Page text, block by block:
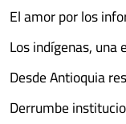
El amor por los
Los indígenas,
Desde Antioquia
Derrumbe